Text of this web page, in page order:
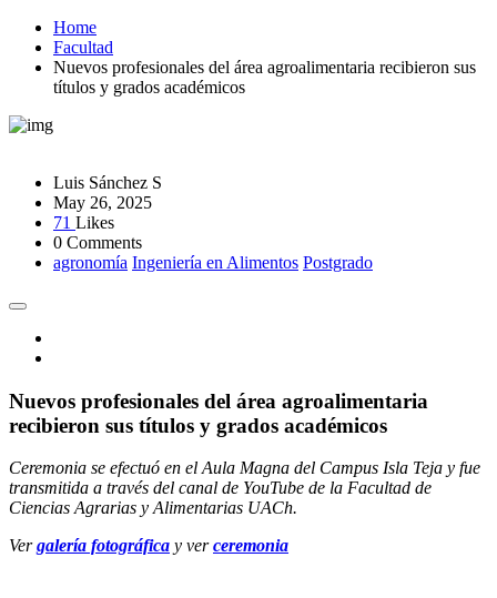
Home
Facultad
Nuevos profesionales del área agroalimentaria recibieron sus
títulos y grados académicos
Luis Sánchez S
May 26, 2025
71 Likes
0 Comments
agronomía Ingeniería en Alimentos Postgrado
Nuevos profesionales del área agroalimentaria
recibieron sus títulos y grados académicos
Ceremonia se efectuó en el Aula Magna del Campus Isla Teja y fue
transmitida a través del canal de YouTube de la Facultad de
Ciencias Agrarias y Alimentarias UACh.
Vergalería fotográfica y verceremonia